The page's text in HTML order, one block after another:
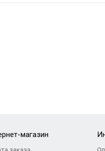
магазин